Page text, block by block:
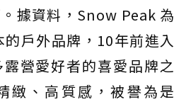
據資料，Snow Peak 為
戶外品牌，10年前進入
營愛好者的喜愛品牌之
緻、高質感，被譽為是